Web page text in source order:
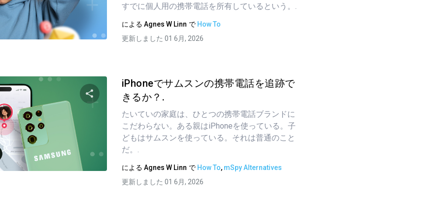
フェイスブック リンクをコピーする
すでに個人用の携帯電話を所有しているという。.
による Agnes W Linn で How To
更新しました 01 6月, 2026
この記事を共有する
ツイッター
iPhoneでサムスンの携帯電話を追跡で
きるか？.
たいていの家庭は、ひとつの携帯電話ブランドに
こだわらない。ある親はiPhoneを使っている。子
どもはサムスンを使っている。それは普通のこと
だ。.
による Agnes W Linn で How To, mSpy Alternatives
更新しました 01 6月, 2026